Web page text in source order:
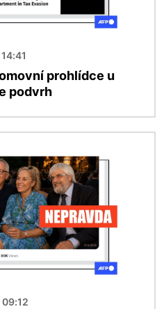
prohlídce u
podvrh